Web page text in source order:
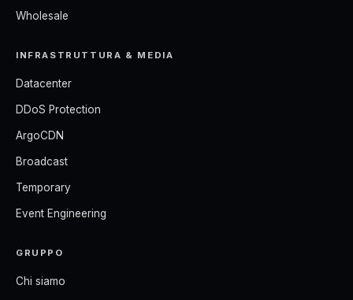
Wholesale
INFRASTRUTTURA & MEDIA
Datacenter
DDoS Protection
ArgoCDN
Broadcast
Temporary
Event Engineering
GRUPPO
Chi siamo